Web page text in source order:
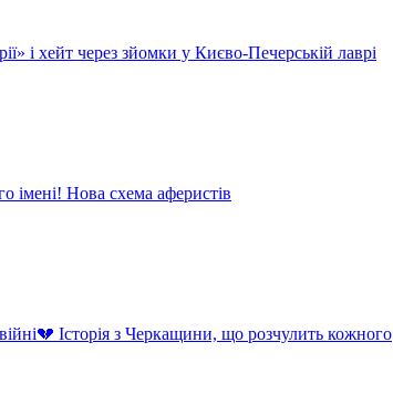
і хейт через зйомки у Києво-Печерській лаврі
імені! Нова схема аферистів
Історія з Черкащини, що розчулить кожного